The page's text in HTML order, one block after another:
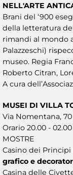
NELL'ARTE
Brani del ‘900
della letteratura
rimandi al mondo
Palazzeschi)
museo. Regia
Roberto Citran,
A cura
MUSEI DI VILLA
Via Nomentana,
Orario 20.00 -
MOSTRE
Casino dei Principi
grafico e
Casina delle